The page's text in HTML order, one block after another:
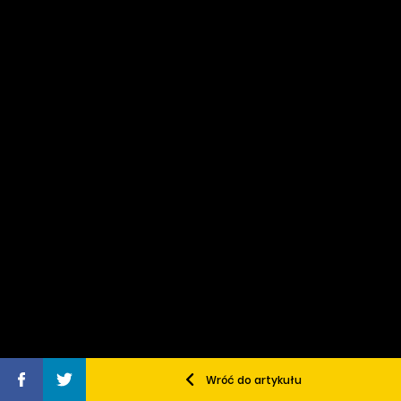
Wróć do artykułu